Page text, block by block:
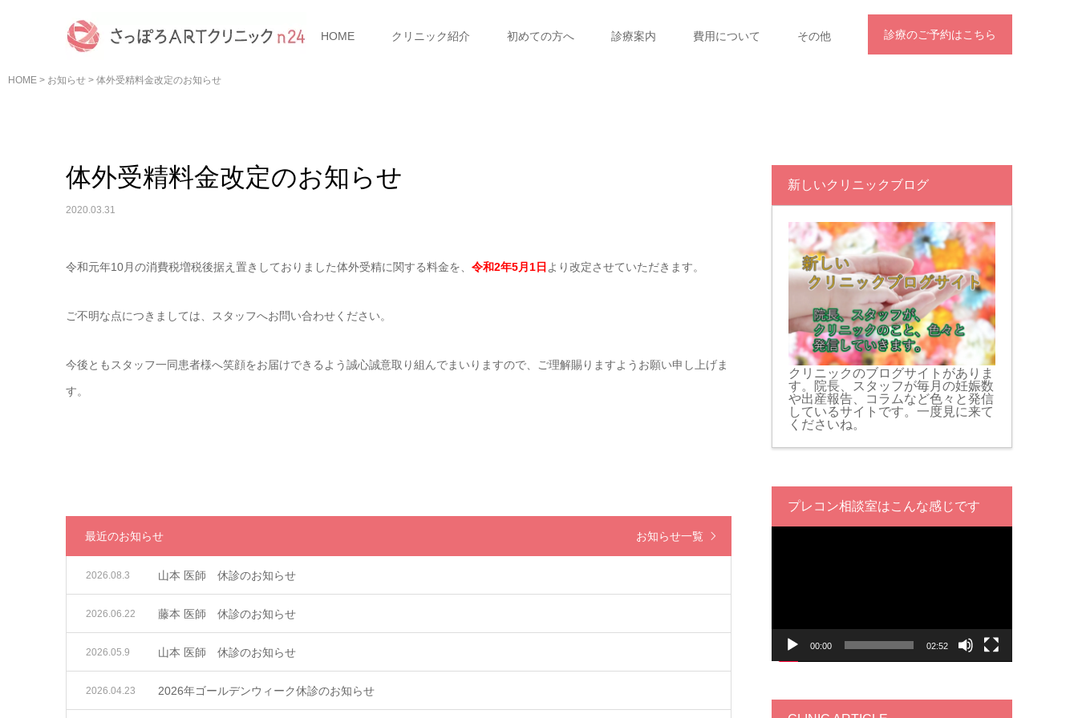
診療のご予約はこちら
HOME クリニック紹介 初めての方へ 診療案内 費用について その他
HOME > お知らせ > 体外受精料金改定のお知らせ
体外受精料金改定のお知らせ
2020.03.31
令和元年10月の消費税増税後据え置きしておりました体外受精に関する料金を、 令和2年5月1日 より改定させていただきます。
ご不明な点につきましては、スタッフへお問い合わせください。
今後ともスタッフ一同患者様へ笑顔をお届けできるよう誠心誠意取り組んでまいりますので、ご理解賜りますようお願い申し上げま
す。
最近のお知らせ お知らせ一覧
山本 医師 休診のお知らせ
2026.08.3
藤本 医師 休診のお知らせ
2026.06.22
山本 医師 休診のお知らせ
2026.05.9
2026年ゴールデンウィーク休診のお知らせ
2026.04.23
新しいクリニックブログ
クリニックのブログサイトがありま
す。院長、スタッフが毎月の妊娠数
や出産報告、コラムなど色々と発信
しているサイトです。一度見に来て
くださいね。
プレコン相談室はこんな感じです
00:00 02:52